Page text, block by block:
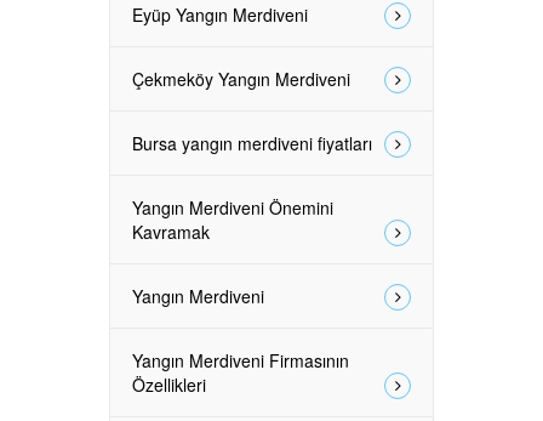
Eyüp Yangın Merdiveni
Çekmeköy Yangın Merdiveni
Bursa yangın merdiveni fiyatları
Yangın Merdiveni Önemini
Kavramak
Yangın Merdiveni
Yangın Merdiveni Firmasının
Özellikleri